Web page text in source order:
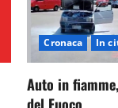
Cronaca In
Auto in